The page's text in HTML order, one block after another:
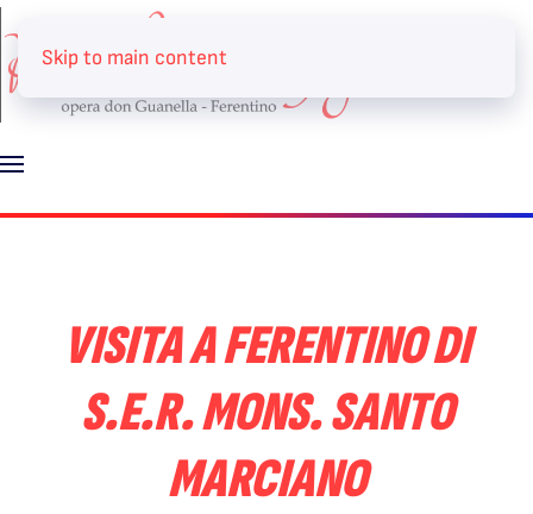
Skip to main content
VISITA A FERENTINO DI
S.E.R. MONS. SANTO
MARCIANO